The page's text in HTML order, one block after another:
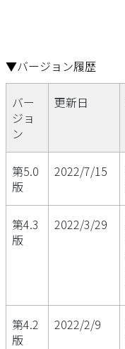
▼バージョン履歴
バー
ジョ
ン
更新日
第5.0
版
2022/7/15
第4.3
版
2022/3/29
第4.2
版
2022/2/9